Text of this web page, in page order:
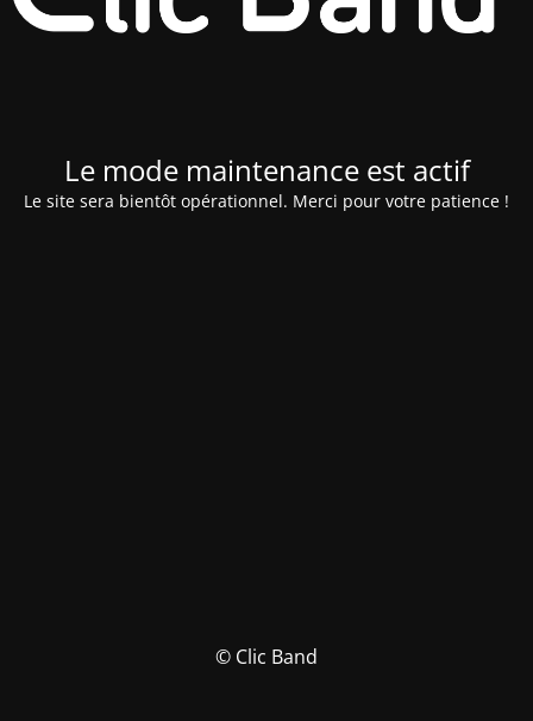
Le mode maintenance est actif
Le site sera bientôt opérationnel. Merci pour votre patience !
© Clic Band